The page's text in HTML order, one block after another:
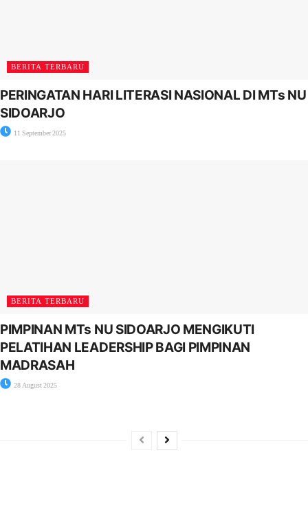
BERITA TERBARU
PERINGATAN HARI LITERASI NASIONAL DI MTs NU
SIDOARJO
11 September 2025
BERITA TERBARU
PIMPINAN MTs NU SIDOARJO MENGIKUTI
PELATIHAN LEADERSHIP BAGI PIMPINAN
MADRASAH
28 August 2025